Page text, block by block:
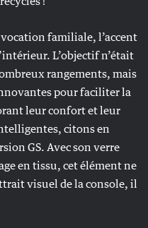
familiale, l’accent
L’objectif n’était
rangements, mais
pour faciliter la
leur confort et leur
citons en
GS. Avec son verre
en tissu, cet élément ne
visuel de la console, il